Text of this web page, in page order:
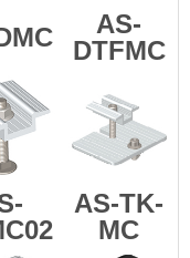
AS-
DTFMC
AS-TK-
MC